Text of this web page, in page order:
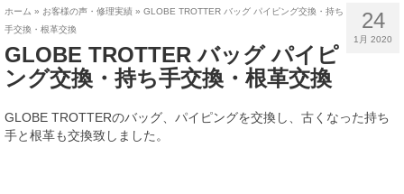
24
1月 2020
ホーム » お客様の声・修理実績 » GLOBE TROTTER バッグ パイピング交換・持ち
手交換・根革交換
GLOBE TROTTER バッグ パイピ
ング交換・持ち手交換・根革交換
GLOBE TROTTERのバッグ、パイピングを交換し、古くなった持ち
手と根革も交換致しました。